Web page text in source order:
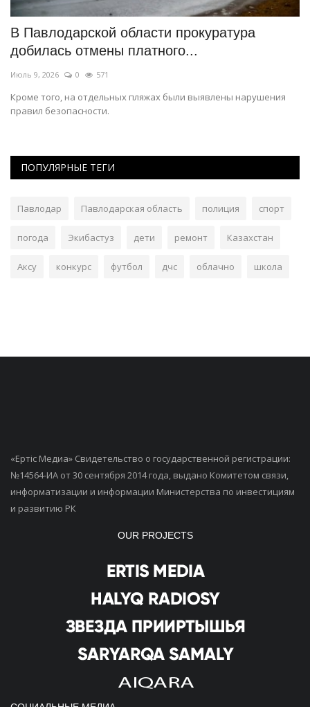
В Павлодарской области прокуратура
добилась отмены платного...
Июль 9, 2026 0 571
Кроме того, на отдельных пляжах были выявлены нарушения
правил безопасности.
ПОПУЛЯРНЫЕ ТЕГИ
Павлодар Павлодарская область полиция спорт
погода Экибастуз дети ремонт Казахстан
Аксу конкурс футбол дчс облачно школа
«Ертiс Медиа» Свидетельство о государственной регистрации:
№14564-ИА от 30 сентября 2014 года, выдано Комитетом связи,
информатизации и информации Министерства по инвестициям
и развитию РК
OUR PROJECTS